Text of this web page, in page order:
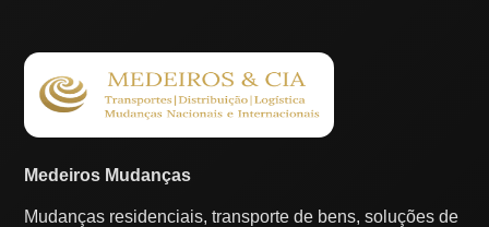
Medeiros Mudanças
Mudanças residenciais, transporte de bens, soluções de